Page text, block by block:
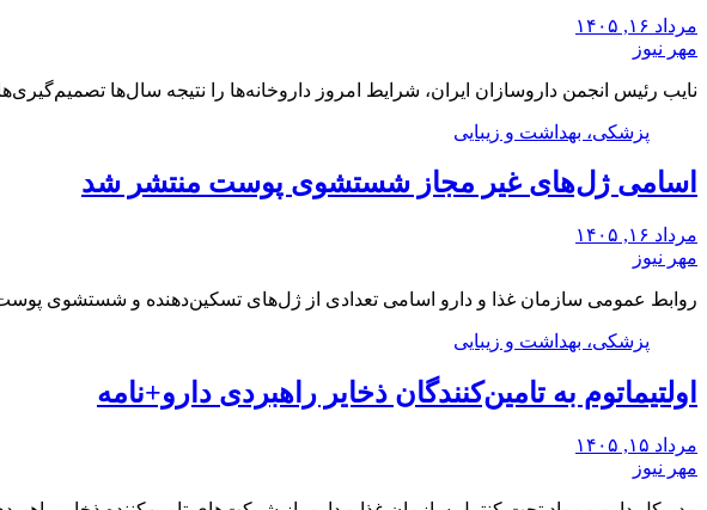
مرداد ۱۶, ۱۴۰۵
مهر نیوز
نایب رئیس انجمن داروسازان ایران، شرایط امروز داروخانه‌ها را نتیجه سال‌ها
پزشکی، بهداشت و زیبایی
اسامی ژل‌های غیر مجاز شستشوی پوست منتشر شد
مرداد ۱۶, ۱۴۰۵
مهر نیوز
روابط عمومی سازمان غذا و دارو اسامی تعدادی از ژل‌های تسکین‌دهنده و شستشوی
پزشکی، بهداشت و زیبایی
اولتیماتوم به تامین‌کنندگان ذخایر راهبردی دارو+نامه
مرداد ۱۵, ۱۴۰۵
مهر نیوز